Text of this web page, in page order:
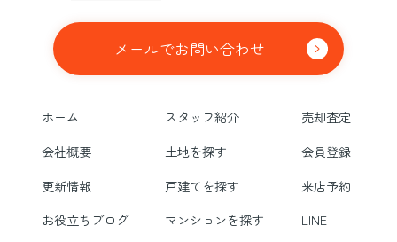
メールでお問い合わせ
ホーム スタッフ紹介
売却査定
会社概要
土地を探す
会員登録
更新情報
戸建てを探す
来店予約
お役立ちブログ
マンションを探す
LINE